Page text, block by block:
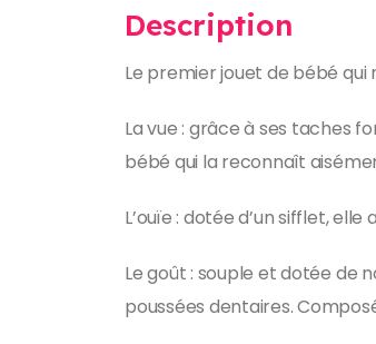
Description
Le premier jouet de bébé qui
La vue : grâce à ses taches
bébé qui la reconnaît
L’ouïe : dotée d’un sifflet,
Le goût : souple et dotée de
poussées dentaires.